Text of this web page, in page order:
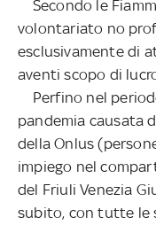
Secondo le
volontariato no
esclusivamente di
aventi scopo di
Perfino nel
pandemia causata
della Onlus
impiego nel
del Friuli Venezia
subito, con tutte le